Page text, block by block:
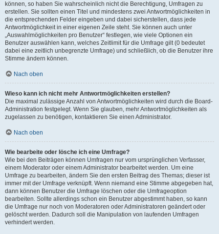
können, so haben Sie wahrscheinlich nicht die Berechtigung, Umfragen zu
erstellen. Sie sollten einen Titel und mindestens zwei Antwortmöglichkeiten in
die entsprechenden Felder eingeben und dabei sicherstellen, dass jede
Antwortmöglichkeit in einer eigenen Zeile steht. Sie können auch unter
„Auswahlmöglichkeiten pro Benutzer“ festlegen, wie viele Optionen ein
Benutzer auswählen kann, welches Zeitlimit für die Umfrage gilt (0 bedeutet
dabei eine zeitlich unbegrenzte Umfrage) und schließlich, ob die Benutzer ihre
Stimme ändern können.
Nach oben
Wieso kann ich nicht mehr Antwortmöglichkeiten erstellen?
Die maximal zulässige Anzahl von Antwortmöglichkeiten wird durch die Board-
Administration festgelegt. Wenn Sie glauben, mehr Antwortmöglichkeiten als
zugelassen zu benötigen, kontaktieren Sie einen Administrator.
Nach oben
Wie bearbeite oder lösche ich eine Umfrage?
Wie bei den Beiträgen können Umfragen nur vom ursprünglichen Verfasser,
einem Moderator oder einem Administrator bearbeitet werden. Um eine
Umfrage zu bearbeiten, ändern Sie den ersten Beitrag des Themas; dieser ist
immer mit der Umfrage verknüpft. Wenn niemand eine Stimme abgegeben hat,
dann können Benutzer die Umfrage löschen oder die Umfrageoption
bearbeiten. Sollte allerdings schon ein Benutzer abgestimmt haben, so kann
die Umfrage nur noch von Moderatoren oder Administratoren geändert oder
gelöscht werden. Dadurch soll die Manipulation von laufenden Umfragen
verhindert werden.